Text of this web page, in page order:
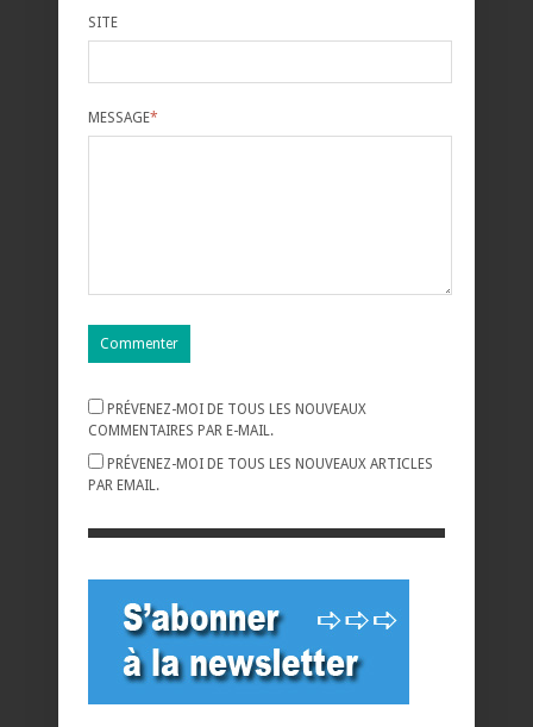
SITE
MESSAGE*
PRÉVENEZ-MOI DE TOUS LES NOUVEAUX
COMMENTAIRES PAR E-MAIL.
PRÉVENEZ-MOI DE TOUS LES NOUVEAUX ARTICLES
PAR EMAIL.